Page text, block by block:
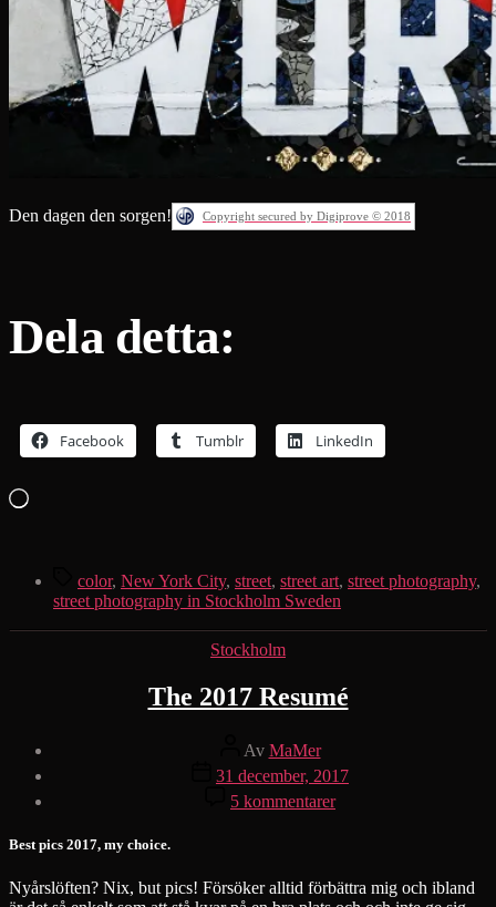
Den dagen den sorgen! Copyright secured by Digiprove © 2018
Dela detta:
Facebook Tumblr LinkedIn
Laddar
Etiketter
color, New York City, street, street art, street photography,
street photography in Stockholm Sweden
Kategorier
Stockholm
The 2017 Resumé
Inläggsförfattare
Av MaMer
Inläggsdatum
31 december, 2017
5 kommentarertill
The
Best pics 2017, my choice.
Nyårslöften? Nix, but pics! Försöker alltid förbättra mig och ibland